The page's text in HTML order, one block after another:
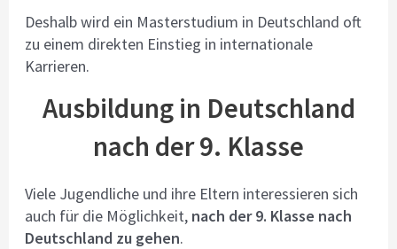
Deshalb wird ein Masterstudium in Deutschland oft
zu einem direkten Einstieg in internationale
Karrieren.
Ausbildung in Deutschland
nach der 9. Klasse
Viele Jugendliche und ihre Eltern interessieren sich
auch für die Möglichkeit, nach der 9. Klasse nach
Deutschland zu gehen.